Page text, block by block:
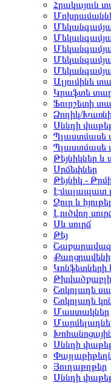
Հրակայուն
Ալյումինե
Կրաֆտե
Ֆուրշետի
Ձողիկ/
Սննդի
Պլաստմասե
Պլաստմասե
Թեյնիկներ և
Սրճեփներ
Թեյնիկ -
Էմալապատ
Ջուր և
Լուծվող
Սև սուրճ
Թեյ
Շաքարավազ
Կոնֆետների
Շոկոլադե
Շոկոլադե
Մաստակներ
Սննդի
Յուղաթղթեր
Սննդի